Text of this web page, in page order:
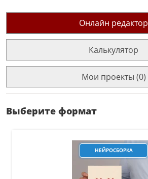
Онлайн редактор
Калькулятор
Мои проекты (0)
Выберите формат
НЕЙРОСБОРКА